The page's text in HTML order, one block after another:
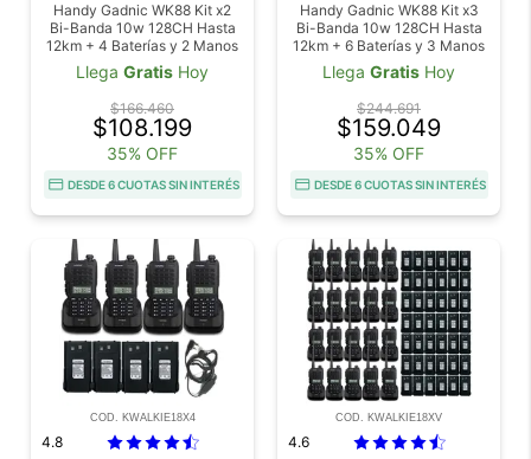
Handy Gadnic WK88 Kit x2
Bi-Banda 10w 128CH Hasta
12km + 4 Baterías y 2 Manos
Libres
Llega Gratis Hoy
$166.460
$108.199
35% OFF
DESDE 6 CUOTAS SIN INTERÉS
Handy Gadnic WK88 Kit x3
Bi-Banda 10w 128CH Hasta
12km + 6 Baterías y 3 Manos
Libres
Llega Gratis Hoy
$244.691
$159.049
35% OFF
DESDE 6 CUOTAS SIN INTERÉS
COD. KWALKIE18X4
4.8
COD. KWALKIE18XV
4.6